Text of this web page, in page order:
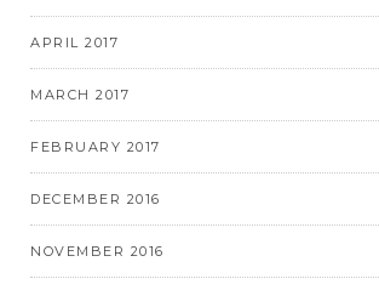
APRIL 2017
MARCH 2017
FEBRUARY 2017
DECEMBER 2016
NOVEMBER 2016